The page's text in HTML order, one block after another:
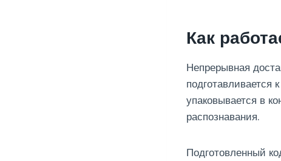
Как
Непрерывная
подготавливается
упаковывается в
распознавания.
Подготовленный